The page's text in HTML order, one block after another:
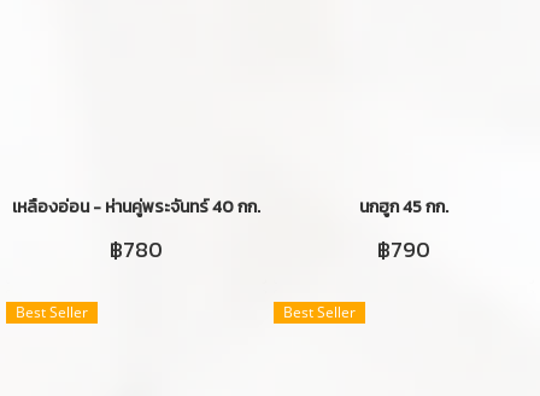
เหลืองอ่อน - ห่านคู่พระจันทร์ 40 กก.
฿780
นกฮูก 45 กก.
฿790
Best Seller Best Seller